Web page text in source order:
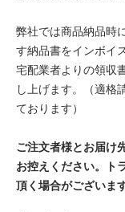
弊社では商品納品時
す納品書をインボイ
宅配業者よりの領収
し上げます。（適格
ております）
ご注文者様とお届け
お控えください。ト
頂く場合がございます